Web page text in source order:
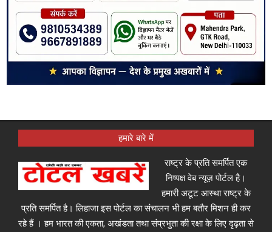
हमारे बारे में
राष्ट्र के प्रति समर्पित एक
निष्पक्ष वेब न्यूज़ पोर्टल है।
हमारी अटूट आस्था राष्ट्र के
प्रति समर्पित है। लिहाजा इस पोर्टल का संचालन भी हम बतौर मिशन ही कर
रहे हैं । हम भारत की एकता, अखंडता तथा संप्रभुता की रक्षा के लिए दृढ़ता से